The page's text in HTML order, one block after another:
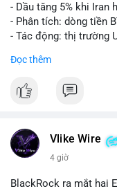
- Dầu tăng 5% khi Iran
- Phân tích: dòng tiền
- Tác động: thị trường
#binancesquare
$btc
📰 Nguồn: Cointelegraph
Đọc thêm
Vlike Wire
4 giờ
BlackRock ra mắt hai